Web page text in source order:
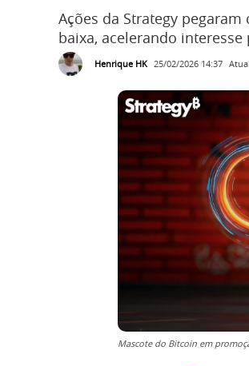
Ações da Strategy
baixa, acelerando
Henrique HK 25/02/2026 14:37
Mascote do Bitcoin em